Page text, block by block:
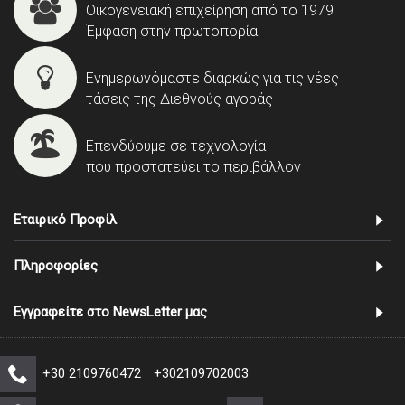
Οικογενειακή επιχείρηση από το 1979
Έμφαση στην πρωτοπορία
Ενημερωνόμαστε διαρκώς για τις νέες
τάσεις της Διεθνούς αγοράς
Επενδύουμε σε τεχνολογία
που προστατεύει το περιβάλλον
Εταιρικό Προφίλ
Πληροφορίες
Εγγραφείτε στο NewsLetter μας
+30 2109760472 +302109702003